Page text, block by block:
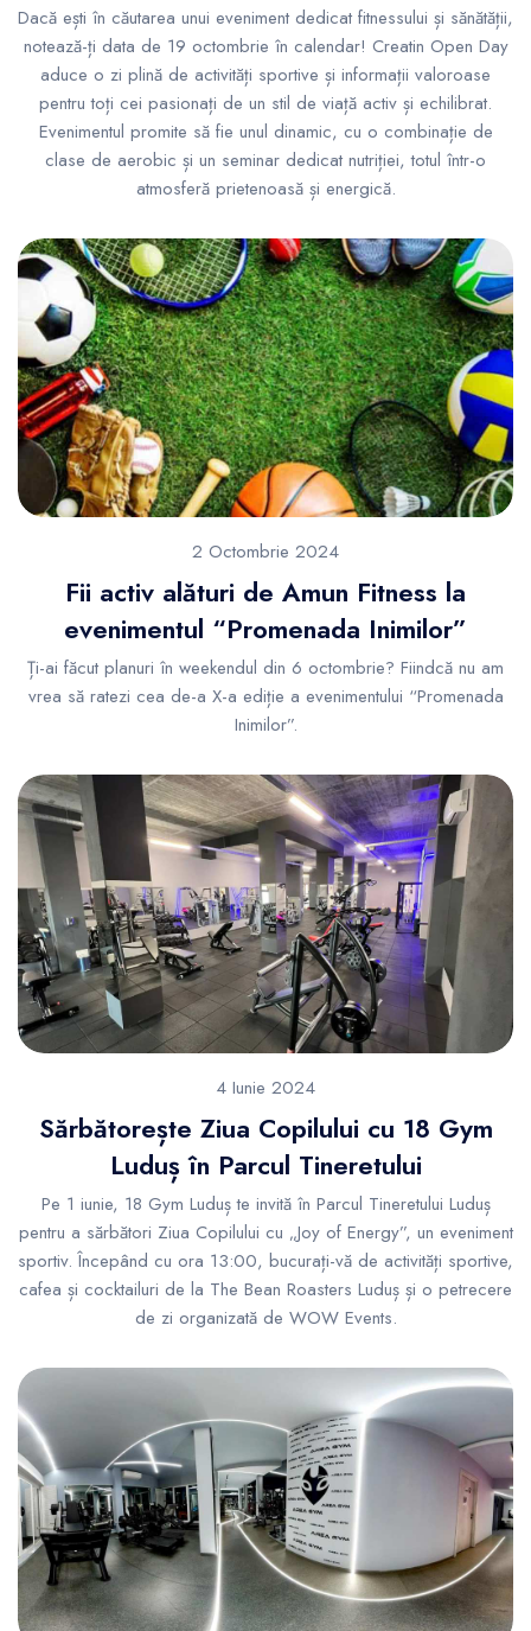
Dacă ești în căutarea unui eveniment dedicat fitnessului și sănătății,
notează-ți data de 19 octombrie în calendar! Creatin Open Day
aduce o zi plină de activități sportive și informații valoroase
pentru toți cei pasionați de un stil de viață activ și echilibrat.
Evenimentul promite să fie unul dinamic, cu o combinație de
clase de aerobic și un seminar dedicat nutriției, totul într-o
atmosferă prietenoasă și energică.
2 Octombrie 2024
Fii activ alături de Amun Fitness la
evenimentul “Promenada Inimilor”
Ți-ai făcut planuri în weekendul din 6 octombrie? Fiindcă nu am
vrea să ratezi cea de-a X-a ediție a evenimentului “Promenada
Inimilor”.
4 Iunie 2024
Sărbătorește Ziua Copilului cu 18 Gym
Luduș în Parcul Tineretului
Pe 1 iunie, 18 Gym Luduș te invită în Parcul Tineretului Luduș
pentru a sărbători Ziua Copilului cu „Joy of Energy”, un eveniment
sportiv. Începând cu ora 13:00, bucurați-vă de activități sportive,
cafea și cocktailuri de la The Bean Roasters Luduș și o petrecere
de zi organizată de WOW Events.